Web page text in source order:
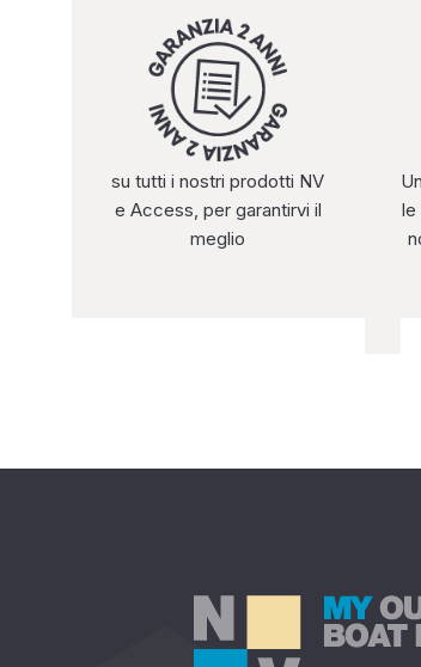
su tutti i nostri prodotti NV
e Access, per garantirvi il
meglio
le